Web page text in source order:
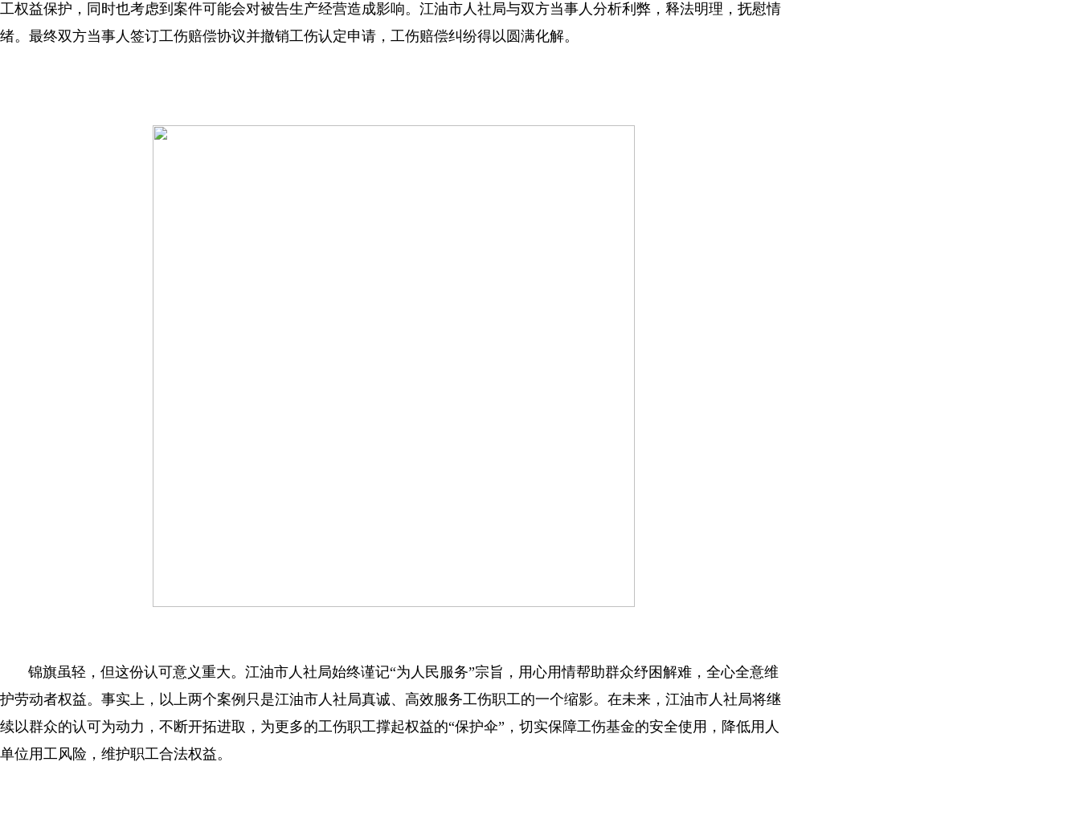
工权益保护，同时也考虑到案件可能会对被告生产经营造成影响。江油市人社局与双方当事人分析利弊，释法明理，抚慰情
绪。最终双方当事人签订工伤赔偿协议并撤销工伤认定申请，工伤赔偿纠纷得以圆满化解。
锦旗虽轻，但这份认可意义重大。江油市人社局始终谨记“为人民服务”宗旨，用心用情帮助群众纾困解难，全心全意维
护劳动者权益。事实上，以上两个案例只是江油市人社局真诚、高效服务工伤职工的一个缩影。在未来，江油市人社局将继
续以群众的认可为动力，不断开拓进取，为更多的工伤职工撑起权益的“保护伞”，切实保障工伤基金的安全使用，降低用人
单位用工风险，维护职工合法权益。